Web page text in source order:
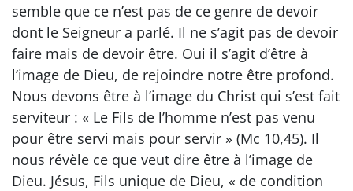
semble que ce n’est pas de ce genre de devoir
dont le Seigneur a parlé. Il ne s’agit pas de devoir
faire mais de devoir être. Oui il s’agit d’être à
l’image de Dieu, de rejoindre notre être profond.
Nous devons être à l’image du Christ qui s’est fait
serviteur : « Le Fils de l’homme n’est pas venu
pour être servi mais pour servir » (Mc 10,45). Il
nous révèle ce que veut dire être à l’image de
Dieu. Jésus, Fils unique de Dieu, « de condition